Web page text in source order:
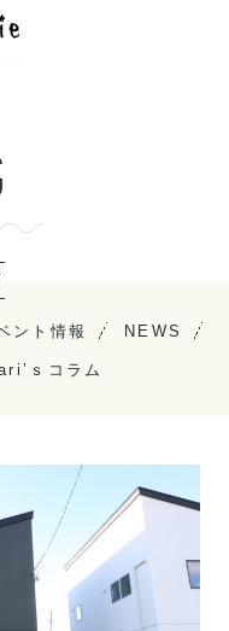
ント情報 NEWS
ｓコラム